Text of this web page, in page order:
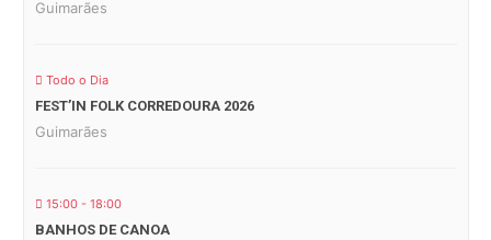
Guimarães
Todo o Dia
FEST’IN FOLK CORREDOURA 2026
Guimarães
15:00 - 18:00
BANHOS DE CANOA